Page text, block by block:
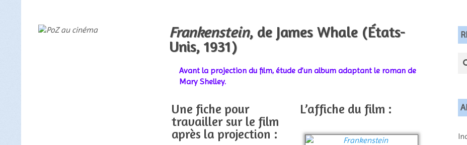
Frankenstein, de James Whale (États-
Unis, 1931)
Avant la projection du film, étude d’un album adaptant le roman de
Mary Shelley.
Une fiche pour
travailler sur le film
après la projection :
L’affiche du film :